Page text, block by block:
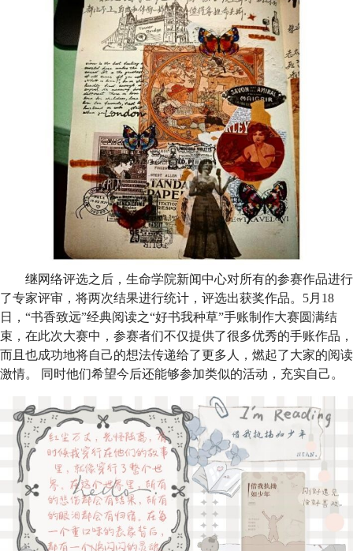
继网络评选之后，生命学院新闻中心对所有的参赛作品进行
了专家评审，将两次结果进行统计，评选出获奖作品。 5月 18
日，“书香致远”经典阅读之“好书我种草”手账制作大赛圆满结
束，在此次大赛中，参赛者们不仅提供了很多优秀的手账作品，
而且也成功地将自己的想法传递给了更多人，燃起了大家的阅读
激情。 同时他们希望今后还能够参加类似的活动，充实自己。